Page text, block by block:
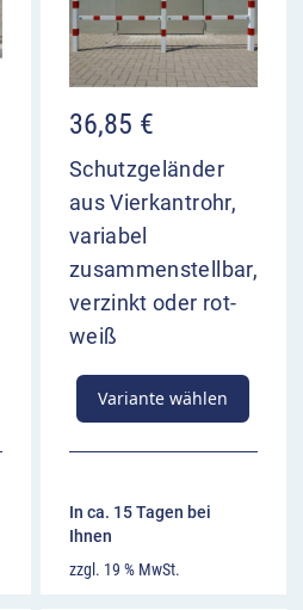
36,85 €
Schutzgeländer
aus Vierkantrohr,
variabel
zusammenstellbar,
verzinkt oder rot-
weiß
Variante wählen
In ca. 15 Tagen bei
Ihnen
zzgl. 19 % MwSt.